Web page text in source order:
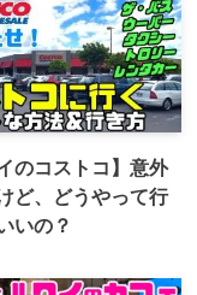
のコストコ】意外
ど、どうやって行
いの？